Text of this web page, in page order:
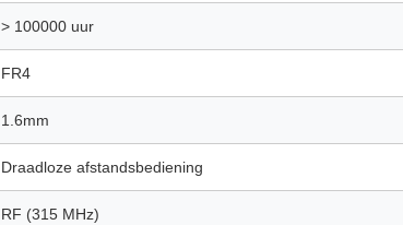
> 100000 uur
FR4
1.6mm
Draadloze afstandsbediening
RF (315 MHz)